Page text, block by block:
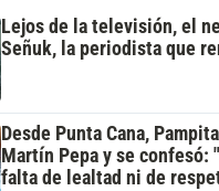
Lejos de la televisión, el
Señuk, la periodista que
Desde Punta Cana,
Martín Pepa y se confesó:
falta de lealtad ni de